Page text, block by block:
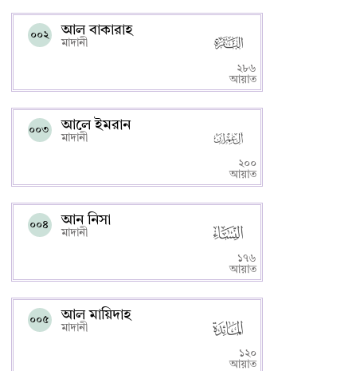
০০২ আল বাকারাহ
মাদানী
২৮৬
আয়াত
০০৩ আলে ইমরান
মাদানী
২০০
আয়াত
০০৪ আন নিসা
মাদানী
১৭৬
আয়াত
০০৫ আল মায়িদাহ
মাদানী
১২০
আয়াত